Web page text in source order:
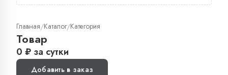
Главная/Каталог/Категория
Товар
0 ₽ за сутки
Добавить в заказ